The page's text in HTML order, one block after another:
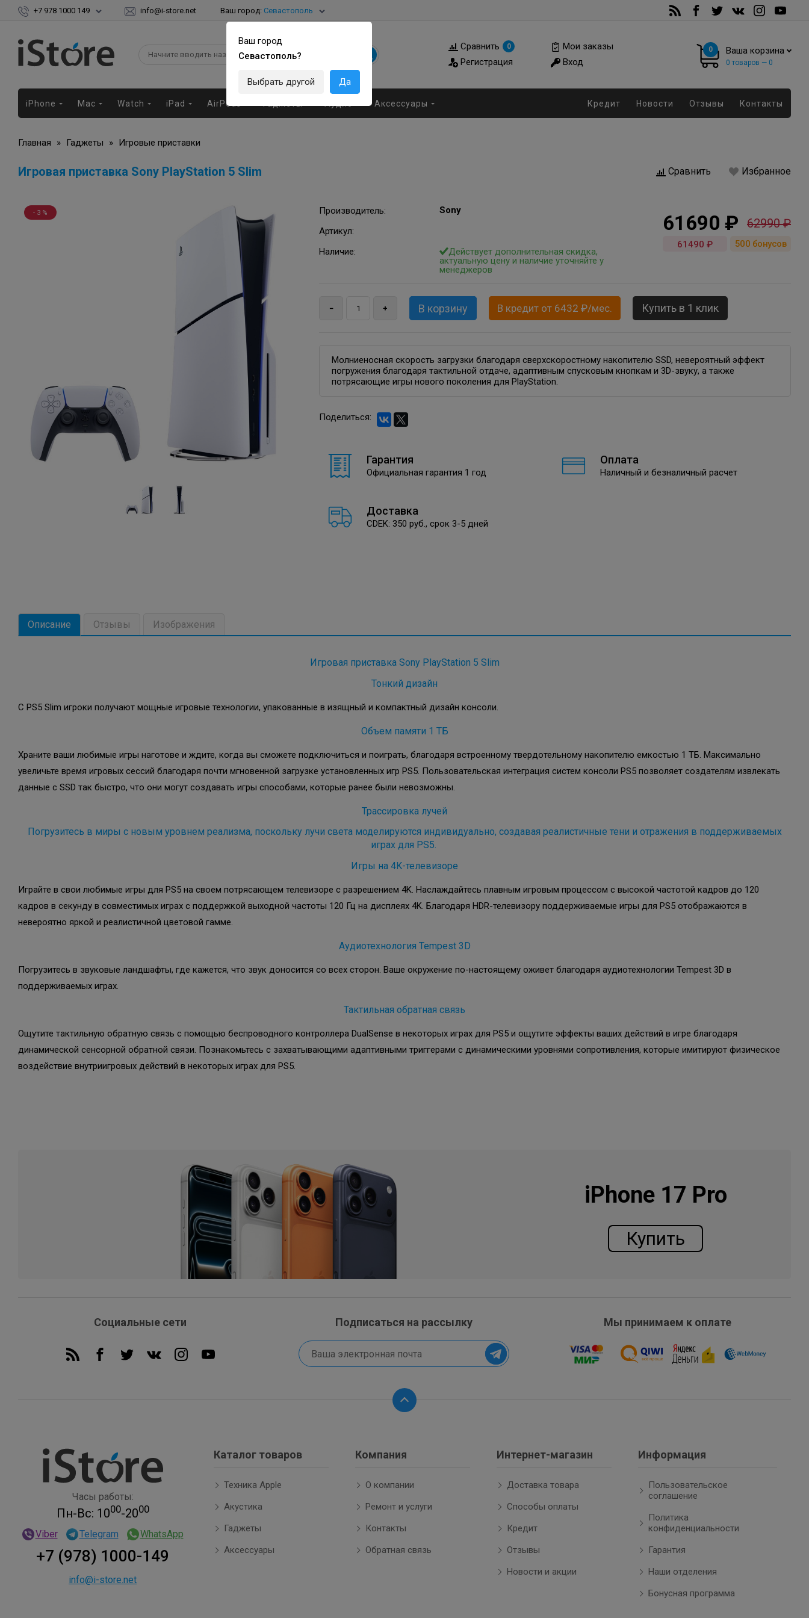
Ваш город
Севастополь?
Выбрать другой Да
+7 978 1000 149 info@i-store.net Ваш город: Севастополь
Сравнить 0
Регистрация
Мои заказы
Вход
0 Ваша корзина
0 товаров — 0
iPhone Mac Watch iPad AirPods Аксессуары Кредит Новости Отзывы Контакты
Главная » Гаджеты » Игровые приставки
Игровая приставка Sony PlayStation 5 Slim Избранное
Сравнить
- 3 % Производитель:
Sony
Артикул:
Наличие:
Действует дополнительная скидка,
актуальную цену и наличие уточняйте у
менеджеров
61690 ₽ 62990 ₽
500 бонусов
61490 ₽
В кредит от 6432 ₽/мес. Купить в 1 клик
Молниеносная скорость загрузки благодаря сверхскоростному накопителю SSD, невероятный эффект
погружения благодаря тактильной отдаче, адаптивным спусковым кнопкам и 3D-звуку, а также
потрясающие игры нового поколения для PlayStation.
Поделиться:
Гарантия
Официальная гарантия 1 год
Оплата
Наличный и безналичный расчет
Доставка
CDEK: 350 руб., срок 3-5 дней
Описание Отзывы Изображения
Игровая приставка Sony PlayStation 5 Slim
Тонкий дизайн
С PS5 Slim игроки получают мощные игровые технологии, упакованные в изящный и компактный дизайн консоли.
Объем памяти 1 ТБ
Храните ваши любимые игры наготове и ждите, когда вы сможете подключиться и поиграть, благодаря встроенному твердотельному накопителю емкостью 1 ТБ. Максимально
увеличьте время игровых сессий благодаря почти мгновенной загрузке установленных игр PS5. Пользовательская интеграция систем консоли PS5 позволяет создателям извлекать
данные с SSD так быстро, что они могут создавать игры способами, которые ранее были невозможны.
Трассировка лучей
Погрузитесь в миры с новым уровнем реализма, поскольку лучи света моделируются индивидуально, создавая реалистичные тени и отражения в поддерживаемых
играх для PS5.
Игры на 4K-телевизоре
Играйте в свои любимые игры для PS5 на своем потрясающем телевизоре с разрешением 4K. Наслаждайтесь плавным игровым процессом с высокой частотой кадров до 120
кадров в секунду в совместимых играх с поддержкой выходной частоты 120 Гц на дисплеях 4K. Благодаря HDR-телевизору поддерживаемые игры для PS5 отображаются в
невероятно яркой и реалистичной цветовой гамме.
Аудиотехнология Tempest 3D
Погрузитесь в звуковые ландшафты, где кажется, что звук доносится со всех сторон. Ваше окружение по-настоящему оживет благодаря аудиотехнологии Tempest 3D в
поддерживаемых играх.
Тактильная обратная связь
Ощутите тактильную обратную связь с помощью беспроводного контроллера DualSense в некоторых играх для PS5 и ощутите эффекты ваших действий в игре благодаря
динамической сенсорной обратной связи. Познакомьтесь с захватывающими адаптивными триггерами с динамическими уровнями сопротивления, которые имитируют физическое
воздействие внутриигровых действий в некоторых играх для PS5.
iPhone 17 Pro
Купить
Социальные сети Подписаться на рассылку Мы принимаем к оплате
Часы работы:
Пн-Вс: 1000-2000
Viber Telegram WhatsApp
+7 (978) 1000-149
info@i-store.net
Каталог товаров
Техника Apple
Акустика
Гаджеты
Аксессуары
Компания
О компании
Ремонт и услуги
Контакты
Обратная связь
Интернет-магазин
Доставка товара
Способы оплаты
Кредит
Отзывы
Новости и акции
Информация
Пользовательское
соглашение
Политика
конфиденциальности
Гарантия
Наши отделения
Бонусная программа